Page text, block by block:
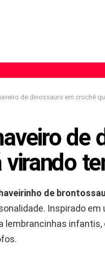
de dinossauro em crochê que está virando tendência entre artesãs
de
virando
de
Inspirado
lembrancinhas